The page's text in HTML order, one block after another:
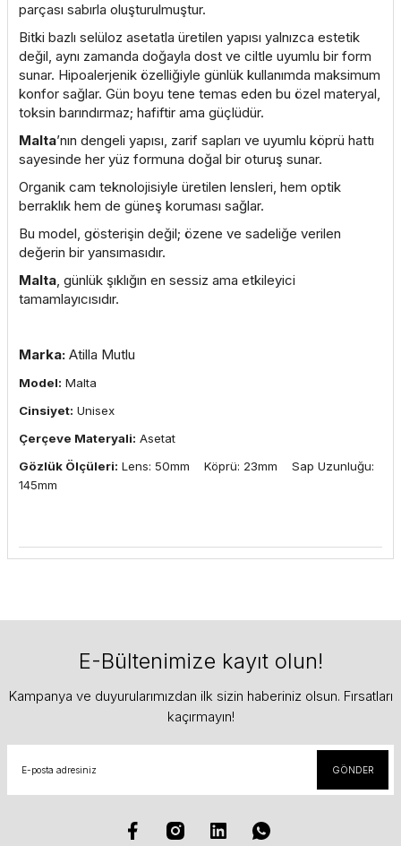
parçası sabırla oluşturulmuştur.
Bitki bazlı selüloz asetatla üretilen yapısı yalnızca estetik
değil, aynı zamanda doğayla dost ve ciltle uyumlu bir form
sunar. Hipoalerjenik özelliğiyle günlük kullanımda maksimum
konfor sağlar. Gün boyu tene temas eden bu özel materyal,
toksin barındırmaz; hafiftir ama güçlüdür.
Malta’nın dengeli yapısı, zarif sapları ve uyumlu köprü hattı
sayesinde her yüz formuna doğal bir oturuş sunar.
Organik cam teknolojisiyle üretilen lensleri, hem optik
berraklık hem de güneş koruması sağlar.
Bu model, gösterişin değil; özene ve sadeliğe verilen
değerin bir yansımasıdır.
Malta, günlük şıklığın en sessiz ama etkileyici
tamamlayıcısıdır.
Marka: Atilla Mutlu
Model: Malta
Cinsiyet: Unisex
Çerçeve Materyali: Asetat
Gözlük Ölçüleri: Lens: 50mm Köprü: 23mm Sap Uzunluğu:
145mm
E-Bültenimize kayıt olun!
Kampanya ve duyurularımızdan ilk sizin haberiniz olsun. Fırsatları
kaçırmayın!
GÖNDER